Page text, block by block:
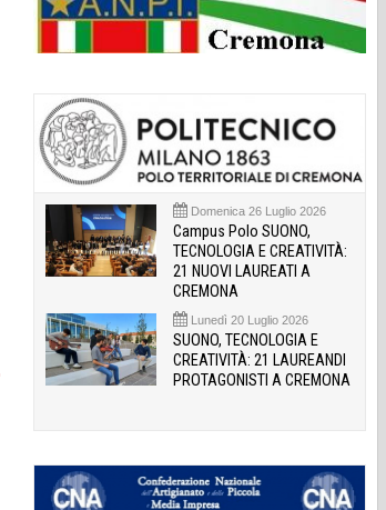
Domenica 26 Luglio 2026
Campus Polo SUONO,
TECNOLOGIA E CREATIVITÀ:
21 NUOVI LAUREATI A
CREMONA
Lunedì 20 Luglio 2026
SUONO, TECNOLOGIA E
CREATIVITÀ: 21 LAUREANDI
PROTAGONISTI A CREMONA